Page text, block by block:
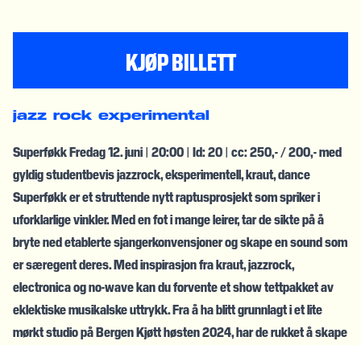
KJØP BILLETT
jazz rock experimental
Superføkk Fredag 12. juni | 20:00 | Id: 20 | cc: 250,- / 200,- med
gyldig studentbevis jazzrock, eksperimentell, kraut, dance
Superføkk er et struttende nytt raptusprosjekt som spriker i
uforklarlige vinkler. Med en fot i mange leirer, tar de sikte på å
bryte ned etablerte sjangerkonvensjoner og skape en sound som
er særegent deres. Med inspirasjon fra kraut, jazzrock,
electronica og no-wave kan du forvente et show tettpakket av
eklektiske musikalske uttrykk. Fra å ha blitt grunnlagt i et lite
mørkt studio på Bergen Kjøtt høsten 2024, har de rukket å skape